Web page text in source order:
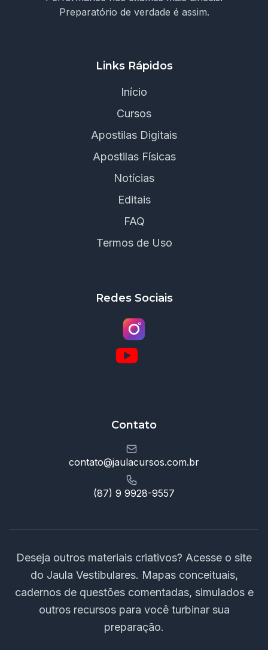
Preparatório de verdade é assim.
Links Rápidos
Início
Cursos
Apostilas Digitais
Apostilas Físicas
Notícias
Editais
FAQ
Termos de Uso
Redes Sociais
Contato
contato@jaulacursos.com.br
(87) 9 9928-9557
Deseja outros materiais criativos? Acesse o site
do Jaula Vestibulares. Mapas conceituais,
cadernos de questões comentadas, simulados e
outros recursos para você turbinar sua
preparação.